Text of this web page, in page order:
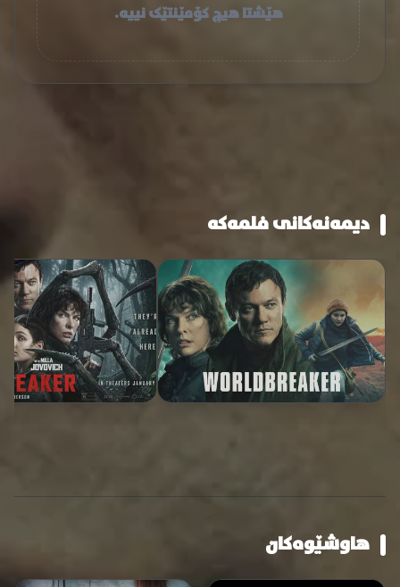
هێشتا هیچ کۆمێنتێک نییە.
دیمەنەکانی فلمەکە
هاوشێوەکان